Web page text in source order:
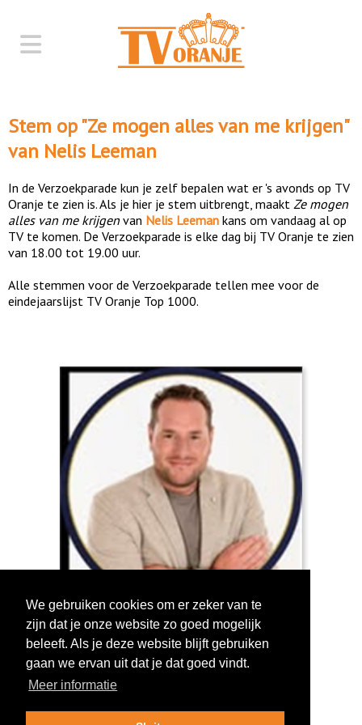
Stem op "Ze mogen alles van me krijgen"
van Nelis Leeman
In de Verzoekparade kun je zelf bepalen wat er 's avonds op TV
Oranje te zien is. Als je hier je stem uitbrengt, maakt Ze mogen
alles van me krijgen van Nelis Leeman kans om vandaag al op
TV te komen. De Verzoekparade is elke dag bij TV Oranje te zien
van 18.00 tot 19.00 uur.
Alle stemmen voor de Verzoekparade tellen mee voor de
eindejaarslijst TV Oranje Top 1000.
Log in om te stemmen!
We gebruiken cookies om er zeker van te
zijn dat je onze website zo goed mogelijk
beleeft. Als je deze website blijft gebruiken
gaan we ervan uit dat je dat goed vindt.
Meer informatie